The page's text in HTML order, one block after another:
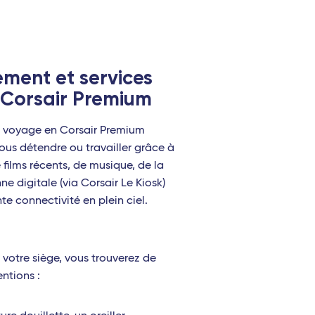
et services
Premium
en Corsair Premium
détendre ou travailler grâce à
récents, de musique, de la
digitale (via Corsair Le Kiosk)
connectivité en plein ciel.
siège, vous trouverez de
: